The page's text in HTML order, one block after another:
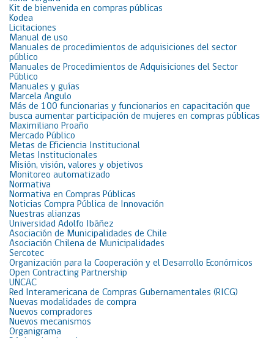
Kit de bienvenida en compras públicas
Kodea
Licitaciones
Manual de uso
Manuales de procedimientos de adquisiciones del sector
público
Manuales de Procedimientos de Adquisiciones del Sector
Público
Manuales y guías
Marcela Angulo
Más de 100 funcionarias y funcionarios en capacitación que
busca aumentar participación de mujeres en compras públicas
Maximiliano Proaño
Mercado Público
Metas de Eficiencia Institucional
Metas Institucionales
Misión, visión, valores y objetivos
Monitoreo automatizado
Normativa
Normativa en Compras Públicas
Noticias Compra Pública de Innovación
Nuestras alianzas
Universidad Adolfo Ibáñez
Asociación de Municipalidades de Chile
Asociación Chilena de Municipalidades
Sercotec
Organización para la Cooperación y el Desarrollo Económicos
Open Contracting Partnership
UNCAC
Red Interamericana de Compras Gubernamentales (RICG)
Nuevas modalidades de compra
Nuevos compradores
Nuevos mecanismos
Organigrama